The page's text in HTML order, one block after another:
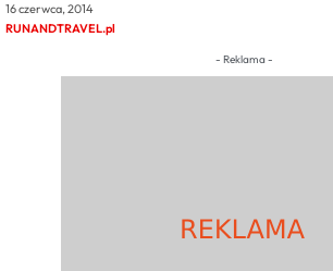
16 czerwca, 2014
RUNANDTRAVEL.pl
- Reklama -